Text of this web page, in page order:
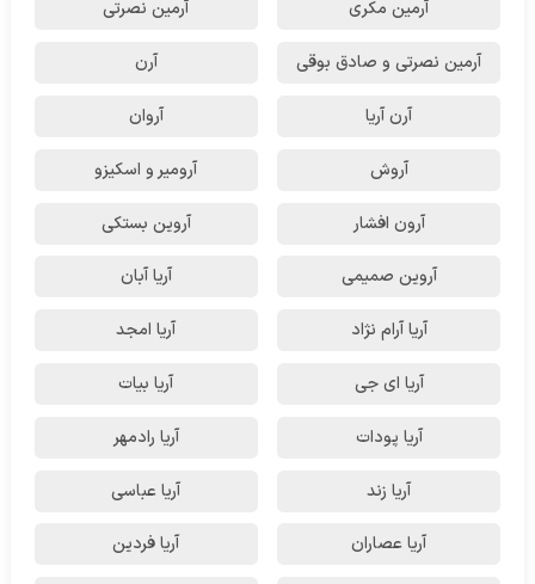
آرمین مکری آرمین نصرتی
آرمین نصرتی و صادق بوقی آرن
آرن آریا آروان
آروش آرومیر و اسکیزو
آرون افشار آروین بستکی
آروین صمیمی آریا آبان
آریا آرام نژاد آریا امجد
آریا ای جی آریا بیات
آریا پودات آریا رادمهر
آریا زند آریا عباسی
آریا عصاران آریا فردین